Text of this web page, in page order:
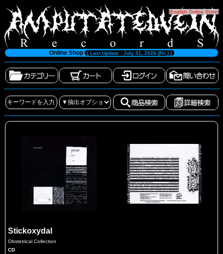
[English Online Store]
Online Shop [ Last Update : July 31, 2026 (Fri.) ]
Stickoxydal
Obstetrical Collection
CD